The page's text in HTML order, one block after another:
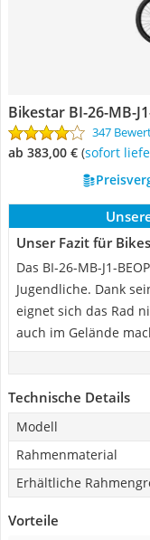
Bikestar BI-26-MB-
347
ab 383,00 € ( Sofort
Unser Fazit für
Das BI-26-MB-J1-
Jugendliche. Dank
eignet sich das Rad
auch im Gelände
Technische Details
Modell
Rahmenmaterial
Erhältliche
Vorteile